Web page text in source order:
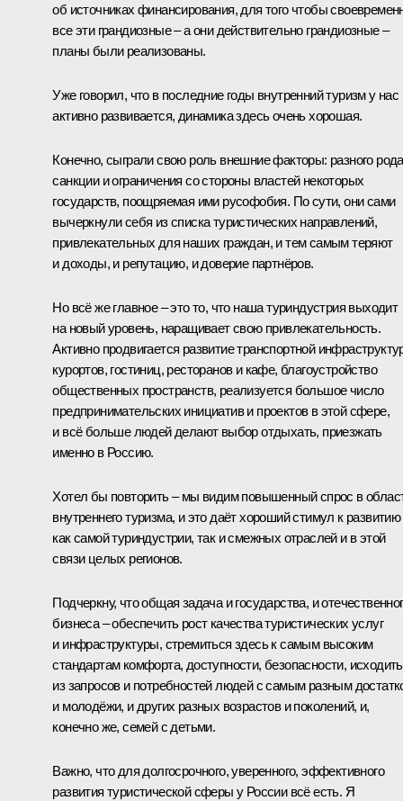
об источниках финансирования, для того чтобы
все эти грандиозные – а они действительно грандиозные –
планы были реализованы.
Уже говорил, что в последние годы внутренний туризм у нас
активно развивается, динамика здесь очень хорошая.
Конечно, сыграли свою роль внешние факторы: разного рода
санкции и ограничения со стороны властей некоторых
государств, поощряемая ими русофобия. По сути, они сами
вычеркнули себя из списка туристических направлений,
привлекательных для наших граждан, и тем самым теряют
и доходы, и репутацию, и доверие партнёров.
Но всё же главное – это то, что наша туриндустрия выходит
на новый уровень, наращивает свою привлекательность.
Активно продвигается развитие транспортной
курортов, гостиниц, ресторанов и кафе, благоустройство
общественных пространств, реализуется большое число
предпринимательских инициатив и проектов в этой сфере,
и всё больше людей делают выбор отдыхать, приезжать
именно в Россию.
Хотел бы повторить – мы видим повышенный спрос в
внутреннего туризма, и это даёт хороший стимул к развитию
как самой туриндустрии, так и смежных отраслей и в этой
связи целых регионов.
Подчеркну, что общая задача и государства, и
бизнеса – обеспечить рост качества туристических услуг
и инфраструктуры, стремиться здесь к самым высоким
стандартам комфорта, доступности, безопасности, исходить
из запросов и потребностей людей с самым разным
и молодёжи, и других разных возрастов и поколений, и,
конечно же, семей с детьми.
Важно, что для долгосрочного, уверенного, эффективного
развития туристической сферы у России всё есть. Я